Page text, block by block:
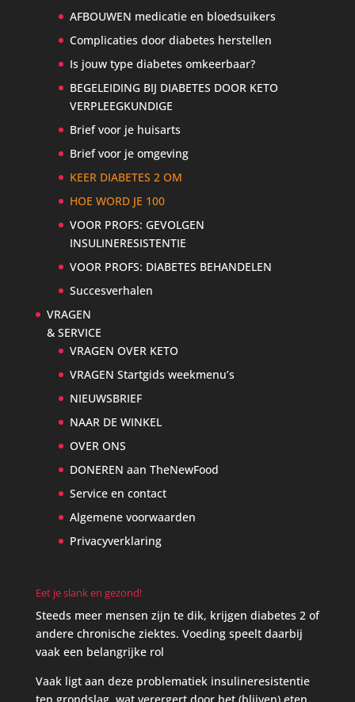
AFBOUWEN medicatie en bloedsuikers
Complicaties door diabetes herstellen
Is jouw type diabetes omkeerbaar?
BEGELEIDING BIJ DIABETES DOOR KETO
VERPLEEGKUNDIGE
Brief voor je huisarts
Brief voor je omgeving
KEER DIABETES 2 OM
HOE WORD JE 100
VOOR PROFS: GEVOLGEN
INSULINERESISTENTIE
VOOR PROFS: DIABETES BEHANDELEN
Succesverhalen
VRAGEN
& SERVICE
VRAGEN OVER KETO
VRAGEN Startgids weekmenu’s
NIEUWSBRIEF
NAAR DE WINKEL
OVER ONS
DONEREN aan TheNewFood
Service en contact
Algemene voorwaarden
Privacyverklaring
Eet je slank en gezond!
Steeds meer mensen zijn te dik, krijgen diabetes 2 of
andere chronische ziektes. Voeding speelt daarbij
vaak een belangrijke rol
Vaak ligt aan deze problematiek insulineresistentie